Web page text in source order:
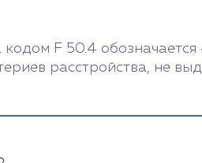
F 50.4 обозначается
расстройства, не